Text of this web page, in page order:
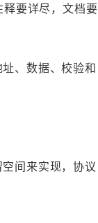
要详尽，文档要
、数据、校验和
间来实现，协议